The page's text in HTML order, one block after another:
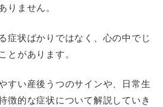
りません。
症状ばかりではなく、心の中でじ
とがあります。
すい産後うつのサインや、日常生
徴的な症状について解説していき